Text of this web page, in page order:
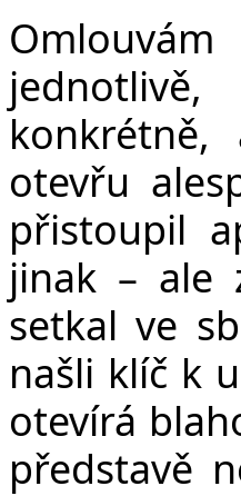
otevřu
přistoupil
jinak – ale
setkal ve
našli klíč k
otevírá
představě